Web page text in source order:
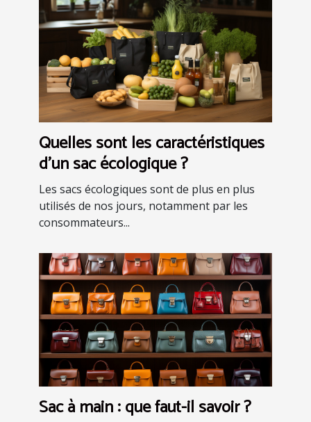
Quelles sont les caractéristiques
d'un sac écologique ?
Les sacs écologiques sont de plus en plus
utilisés de nos jours, notamment par les
consommateurs...
Sac à main : que faut-il savoir ?